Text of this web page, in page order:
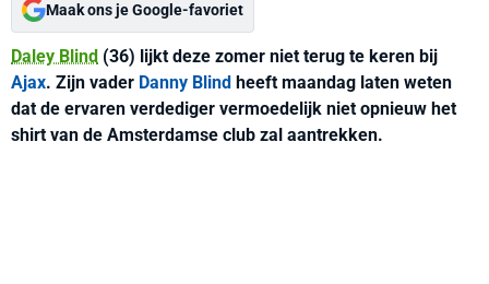
Maak ons je Google-favoriet
Daley Blind (36) lijkt deze zomer niet terug te keren bij
Ajax. Zijn vader Danny Blind heeft maandag laten weten
dat de ervaren verdediger vermoedelijk niet opnieuw het
shirt van de Amsterdamse club zal aantrekken.